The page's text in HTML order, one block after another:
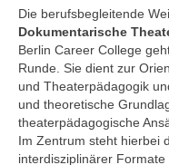
Die berufsbegleitende
Dokumentarische
Berlin Career College
Runde. Sie dient zur
und Theaterpädagogik
und theoretische
theaterpädagogische
Im Zentrum steht hierbei
interdisziplinärer